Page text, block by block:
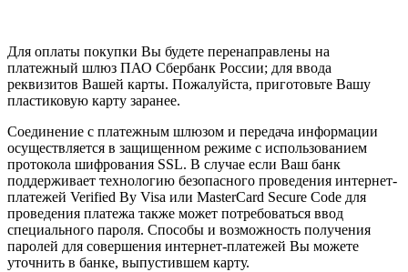
Для оплаты покупки Вы будете перенаправлены на
платежный шлюз ПАО Сбербанк России; для ввода
реквизитов Вашей карты. Пожалуйста, приготовьте Вашу
пластиковую карту заранее.
Соединение с платежным шлюзом и передача информации
осуществляется в защищенном режиме с использованием
протокола шифрования SSL. В случае если Ваш банк
поддерживает технологию безопасного проведения интернет-
платежей Verified By Visa или MasterCard Secure Code для
проведения платежа также может потребоваться ввод
специального пароля. Способы и возможность получения
паролей для совершения интернет-платежей Вы можете
уточнить в банке, выпустившем карту.